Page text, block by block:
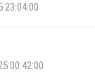
23:04:00
00:42:00